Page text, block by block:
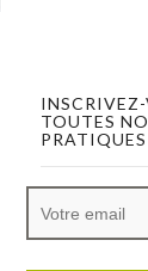
L’été
s avec.
otéger
ent...
TOUTES